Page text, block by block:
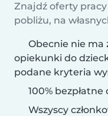
Znajdź oferty
pobliżu, na
Obecnie nie ma
opiekunki do
podane kryteria
100%
Wszyscy